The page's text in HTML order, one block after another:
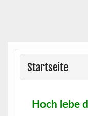
Startseite
Hoch lebe